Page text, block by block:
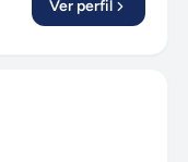
Ver perfil